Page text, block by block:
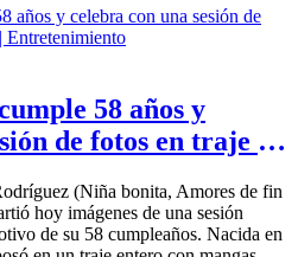
58 años y
de fotos en traje de
(Niña bonita, Amores de fin
hoy imágenes de una sesión
de su 58 cumpleaños. Nacida en